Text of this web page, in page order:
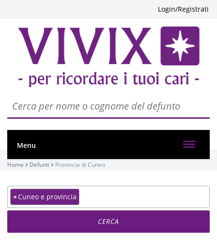
Login/Registrati
Menu
Home Defunti Provincia di Cuneo
×Cuneo e provincia